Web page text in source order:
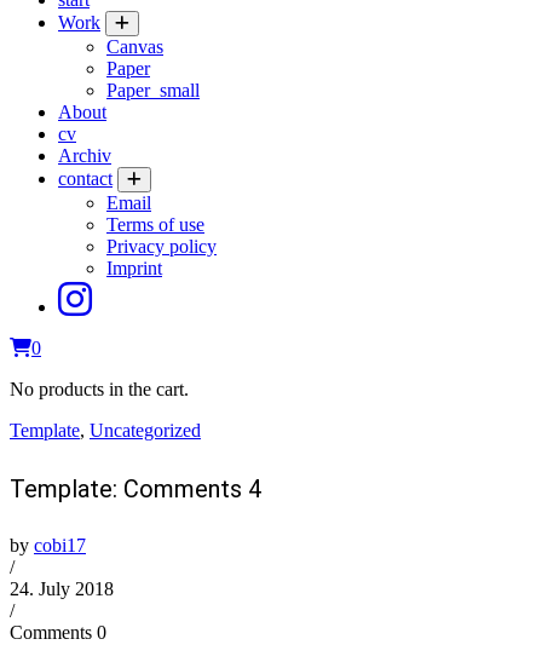
Work
Canvas
Paper
Paper_small
About
cv
Archiv
contact
Email
Terms of use
Privacy policy
Imprint
0
No products in the cart.
Template, Uncategorized
Template: Comments 4
by cobi17
/
24. July 2018
/
Comments 0